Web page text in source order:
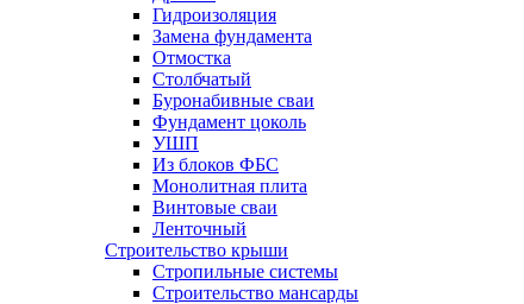
Гидроизоляция
Замена фундамента
Отмостка
Столбчатый
Буронабивные сваи
Фундамент цоколь
УШП
Из блоков ФБС
Монолитная плита
Винтовые сваи
Ленточный
Строительство крыши
Стропильные системы
Строительство мансарды